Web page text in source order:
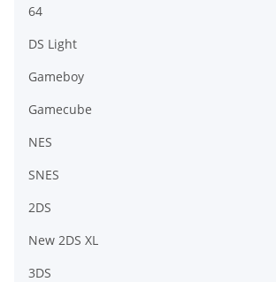
64
DS Light
Gameboy
Gamecube
NES
SNES
2DS
New 2DS XL
3DS